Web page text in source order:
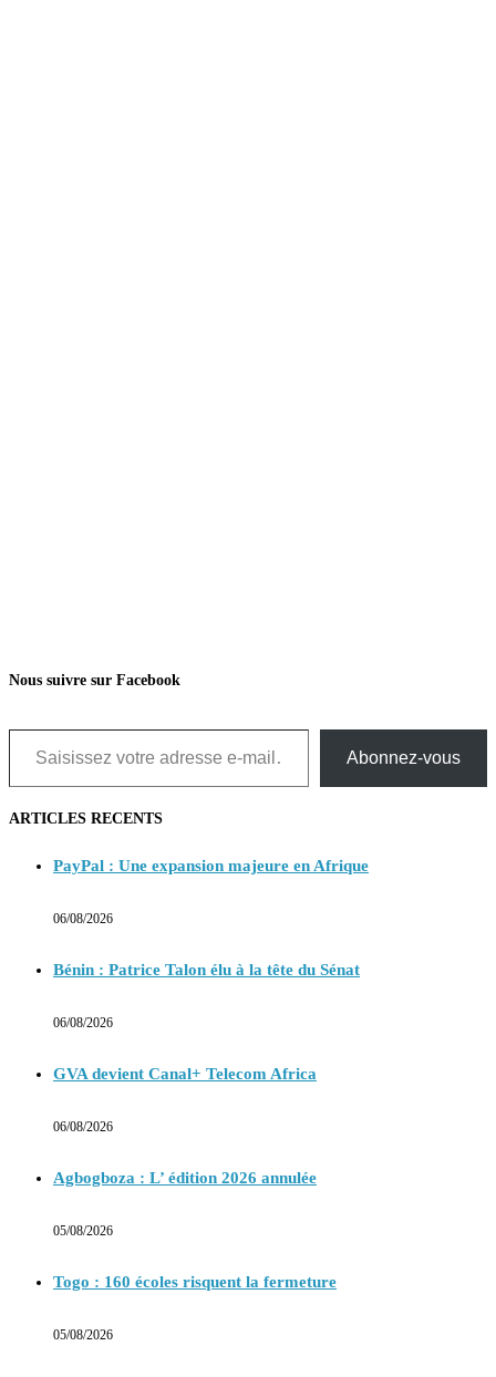
Nous suivre sur Facebook
Saisissez votre adresse e-mail…
Abonnez-vous
ARTICLES RECENTS
PayPal : Une expansion majeure en Afrique
06/08/2026
Bénin : Patrice Talon élu à la tête du Sénat
06/08/2026
GVA devient Canal+ Telecom Africa
06/08/2026
Agbogboza : L’ édition 2026 annulée
05/08/2026
Togo : 160 écoles risquent la fermeture
05/08/2026